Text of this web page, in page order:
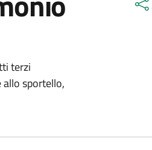
terzi
sportello,